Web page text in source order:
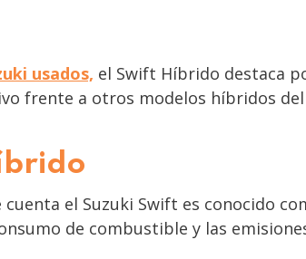
usados, el Swift Híbrido destaca
frente a otros modelos híbridos
el Suzuki Swift es conocido
de combustible y las